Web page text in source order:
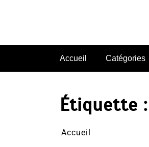
Accueil Catégories
Étiquette :
Accueil